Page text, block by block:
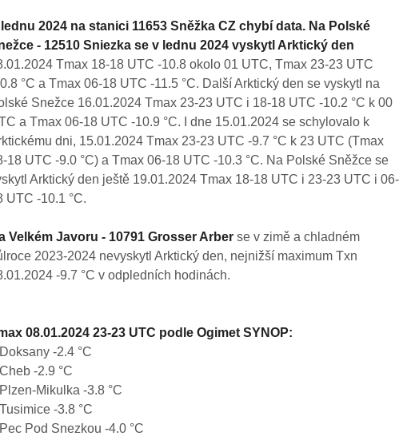
2024 na stanici 11653 Sněžka CZ chybí data. Na Polské
- 12510 Sniezka se v lednu 2024 vyskytl Arktický den
Tmax 18-18 UTC -10.8 okolo 01 UTC, Tmax 23-23 UTC
°C a Tmax 06-18 UTC -11.5 °C. Další Arktický den se vyskytl na
Snežce 16.01.2024 Tmax 23-23 UTC i 18-18 UTC -10.2 °C k 00
a Tmax 06-18 UTC -10.9 °C. I dne 15.01.2024 se schylovalo k
dni, 15.01.2024 Tmax 23-23 UTC -9.7 °C k 23 UTC (Tmax
18 UTC -9.0 °C) a Tmax 06-18 UTC -10.3 °C. Na Polské Sněžce se
Arktický den ještě 19.01.2024 Tmax 18-18 UTC i 23-23 UTC i 06-
UTC -10.1 °C.
Velkém Javoru - 10791 Grosser Arberse v zimě a chladném
2023-2024 nevyskytl Arktický den, nejnižší maximum Txn
-9.7 °C v odpledních hodinách.
08.01.2024 23-23 UTC podle Ogimet SYNOP:
-2.4 °C
-2.9 °C
Mikulka -3.8 °C
-3.8 °C
Pod Snezkou -4.0 °C